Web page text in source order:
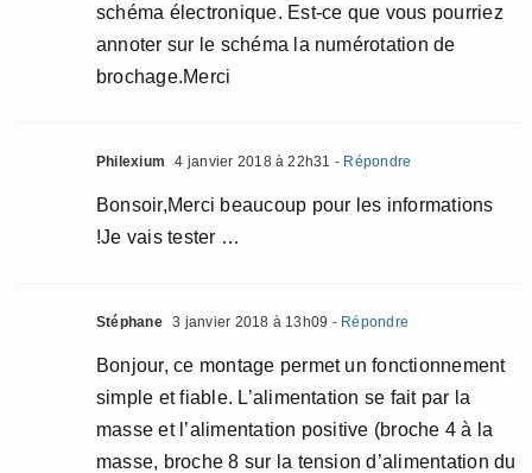
schéma électronique. Est-ce que vous pourriez
annoter sur le schéma la numérotation de
brochage.Merci
Philexium 4 janvier 2018 à 22h31 - Répondre
Bonsoir,Merci beaucoup pour les informations
!Je vais tester …
Stéphane 3 janvier 2018 à 13h09 - Répondre
Bonjour, ce montage permet un fonctionnement
simple et fiable. L’alimentation se fait par la
masse et l’alimentation positive (broche 4 à la
masse, broche 8 sur la tension d’alimentation du